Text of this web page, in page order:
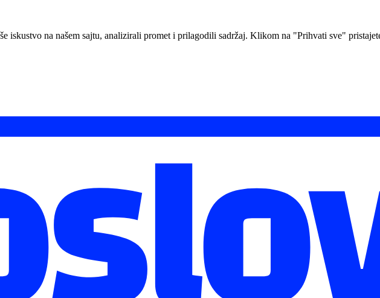
iskustvo na našem sajtu, analizirali promet i prilagodili sadržaj. Klikom na "Prihvati sve"